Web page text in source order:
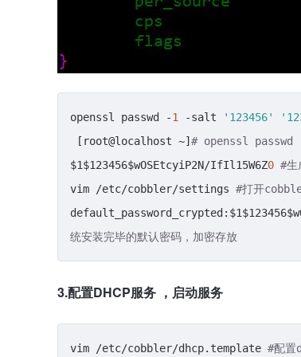
openssl passwd -1 -salt '123456'
[root@localhost ~] # openssl
$1$123456$wOSEtcyiP2N/IfIl15W6Z0 #生
vim /etc/cobbler/settings #打开
统安装完毕的默认密码，加密存放
3.配置DHCP服务 ，启动服务
vim /etc/cobbler/dhcp.template #配置